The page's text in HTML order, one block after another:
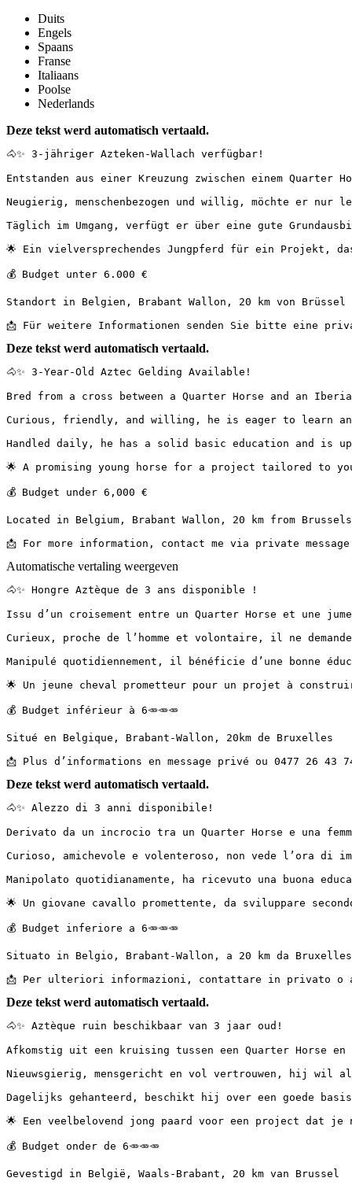
Duits
Engels
Spaans
Franse
Italiaans
Poolse
Nederlands
Deze tekst werd automatisch vertaald.
🐴✨ 3-jähriger Azteken-Wallach verfügbar!
Entstanden aus einer Kreuzung zwischen einem
Neugierig, menschenbezogen und willig, möchte er nur
Täglich im Umgang, verfügt er über eine gute
🌟 Ein vielversprechendes Jungpferd für ein Projekt,
💰 Budget unter 6.000 €
Standort in Belgien, Brabant Wallon, 20 km von
📩 Für weitere Informationen senden Sie bitte eine
Deze tekst werd automatisch vertaald.
🐴✨ 3-Year-Old Aztec Gelding Available!
Bred from a cross between a Quarter Horse and an
Curious, friendly, and willing, he is eager to learn
Handled daily, he has a solid basic education and is
🌟 A promising young horse for a project tailored to
💰 Budget under 6,000 €
Located in Belgium, Brabant Wallon, 20 km from Brussels
📩 For more information, contact me via private
Automatische vertaling weergeven
🐴✨ Hongre Aztèque de 3 ans disponible !
Issu d’un croisement entre un Quarter Horse et une
Curieux, proche de l’homme et volontaire, il ne
Manipulé quotidiennement, il bénéficie d’une bonne
🌟 Un jeune cheval prometteur pour un projet à
💰 Budget inférieur à 6🥕🥕🥕
Situé en Belgique, Brabant-Wallon, 20km de Bruxelles
📩 Plus d’informations en message privé ou 0477 26 43
Deze tekst werd automatisch vertaald.
🐴✨ Alezzo di 3 anni disponibile!
Derivato da un incrocio tra un Quarter Horse e una
Curioso, amichevole e volenteroso, non vede l’ora
Manipolato quotidianamente, ha ricevuto una buona
🌟 Un giovane cavallo promettente, da sviluppare
💰 Budget inferiore a 6🥕🥕🥕
Situato in Belgio, Brabant-Wallon, a 20 km da
📩 Per ulteriori informazioni, contattare in privato o al
Deze tekst werd automatisch vertaald.
🐴✨ Aztèque ruin beschikbaar van 3 jaar oud!
Afkomstig uit een kruising tussen een Quarter Horse
Nieuwsgierig, mensgericht en vol vertrouwen, hij wil
Dagelijks gehanteerd, beschikt hij over een goede
🌟 Een veelbelovend jong paard voor een project dat je
💰 Budget onder de 6🥕🥕🥕
Gevestigd in België, Waals-Brabant, 20 km van Brussel